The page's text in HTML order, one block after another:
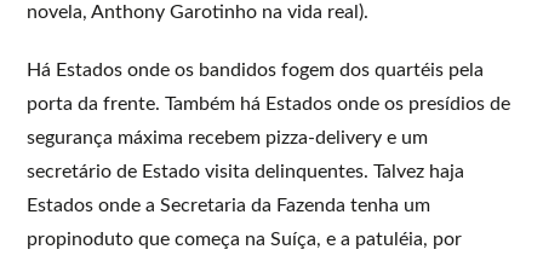
novela, Anthony Garotinho na vida real).
Há Estados onde os bandidos fogem dos quartéis pela
porta da frente. Também há Estados onde os presídios de
segurança máxima recebem pizza-delivery e um
secretário de Estado visita delinquentes. Talvez haja
Estados onde a Secretaria da Fazenda tenha um
propinoduto que começa na Suíça, e a patuléia, por